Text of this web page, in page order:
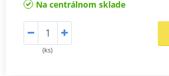
Na centrálnom sklade
(ks)